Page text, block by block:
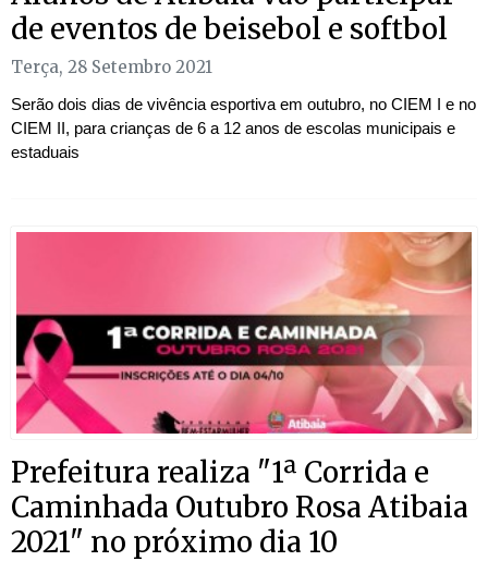
de eventos de beisebol e softbol
Terça, 28 Setembro 2021
Serão dois dias de vivência esportiva em outubro, no CIEM I e no
CIEM II, para crianças de 6 a 12 anos de escolas municipais e
estaduais
Prefeitura realiza "1ª Corrida e
Caminhada Outubro Rosa Atibaia
2021" no próximo dia 10